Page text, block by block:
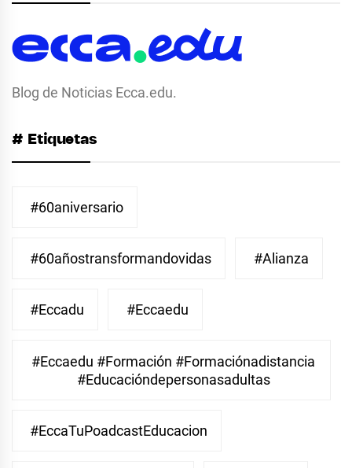
Blog de Noticias Ecca.edu.
# Etiquetas
#60aniversario
#60añostransformandovidas #Alianza
#eccadu #eccaedu
#eccaedu #formación #formaciónadistancia
#educacióndepersonasadultas
#EccaTuPoadcastEducacion